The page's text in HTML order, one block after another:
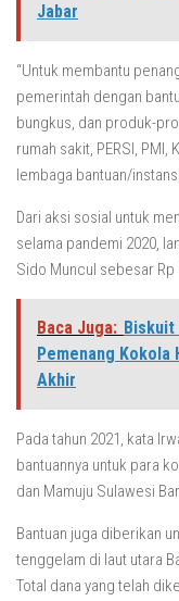
Jabar
“Untuk membantu
pemerintah dengan
bungkus, dan produk-
rumah sakit, PERSI,
lembaga bantuan/
Dari aksi sosial untuk
selama pandemi 2020,
Sido Muncul sebesar Rp
Baca Juga: Biskuit
Pemenang Kokola
Akhir
Pada tahun 2021, kata
bantuannya untuk para
dan Mamuju Sulawesi
Bantuan juga diberikan
tenggelam di laut utara
Total dana yang telah